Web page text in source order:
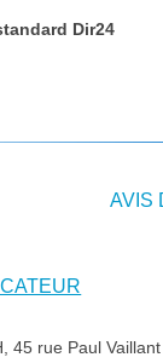
Dir24
AVIS
45 rue Paul